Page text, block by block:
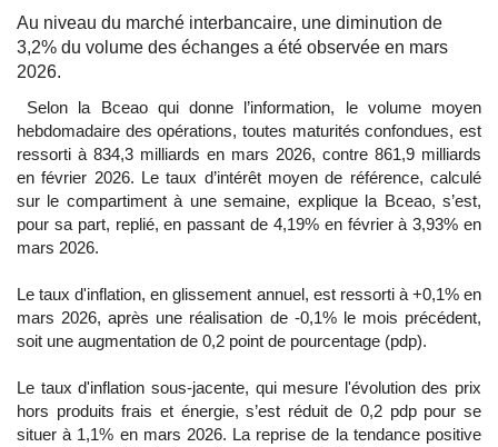
Au niveau du marché interbancaire, une diminution de
3,2% du volume des échanges a été observée en mars
2026.
Selon la Bceao qui donne l’information, le volume moyen
hebdomadaire des opérations, toutes maturités confondues, est
ressorti à 834,3 milliards en mars 2026, contre 861,9 milliards
en février 2026. Le taux d’intérêt moyen de référence, calculé
sur le compartiment à une semaine, explique la Bceao, s’est,
pour sa part, replié, en passant de 4,19% en février à 3,93% en
mars 2026.
Le taux d'inflation, en glissement annuel, est ressorti à +0,1% en
mars 2026, après une réalisation de -0,1% le mois précédent,
soit une augmentation de 0,2 point de pourcentage (pdp).
Le taux d'inflation sous-jacente, qui mesure l'évolution des prix
hors produits frais et énergie, s’est réduit de 0,2 pdp pour se
situer à 1,1% en mars 2026. La reprise de la tendance positive